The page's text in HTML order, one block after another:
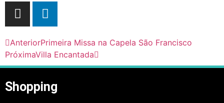
AnteriorPrimeira Missa na Capela São Francisco
PróximaVilla Encantada
Shopping